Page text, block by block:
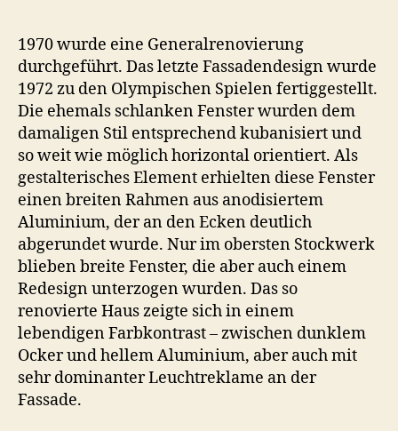
1970 wurde eine Generalrenovierung
durchgeführt. Das letzte Fassadendesign wurde
1972 zu den Olympischen Spielen fertiggestellt.
Die ehemals schlanken Fenster wurden dem
damaligen Stil entsprechend kubanisiert und
so weit wie möglich horizontal orientiert. Als
gestalterisches Element erhielten diese Fenster
einen breiten Rahmen aus anodisiertem
Aluminium, der an den Ecken deutlich
abgerundet wurde. Nur im obersten Stockwerk
blieben breite Fenster, die aber auch einem
Redesign unterzogen wurden. Das so
renovierte Haus zeigte sich in einem
lebendigen Farbkontrast – zwischen dunklem
Ocker und hellem Aluminium, aber auch mit
sehr dominanter Leuchtreklame an der
Fassade.